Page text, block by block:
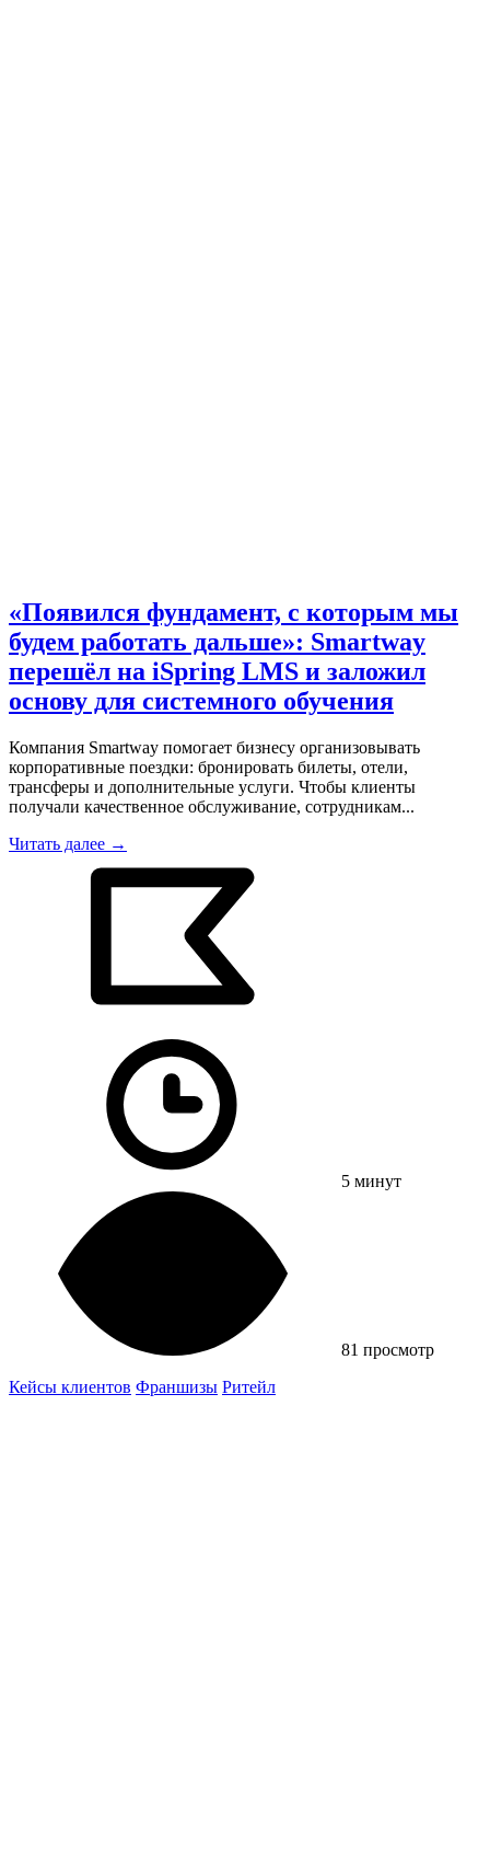
«Появился фундамент, с которым мы
будем работать дальше»: Smartway
перешёл на iSpring LMS и заложил
основу для системного обучения
Компания Smartway помогает бизнесу организовывать
корпоративные поездки: бронировать билеты, отели,
трансферы и дополнительные услуги. Чтобы клиенты
получали качественное обслуживание, сотрудникам...
Читать далее →
5 минут
81 просмотр
Кейсы клиентов Франшизы Ритейл